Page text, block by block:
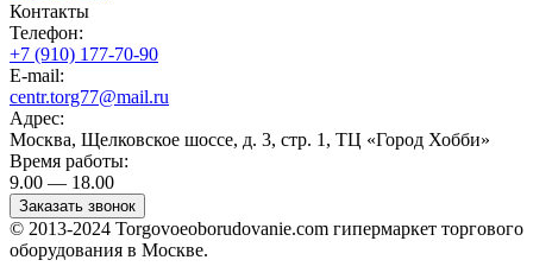
Контакты
Телефон:
+7 (910) 177-70-90
E-mail:
centr.torg77@mail.ru
Адрес:
Москва, Щелковское шоссе, д. 3, стр. 1, ТЦ «Город Хобби»
Время работы:
9.00 — 18.00
Заказать звонок
© 2013-2024 Torgovoeoborudovanie.com гипермаркет торгового
оборудования в Москве.